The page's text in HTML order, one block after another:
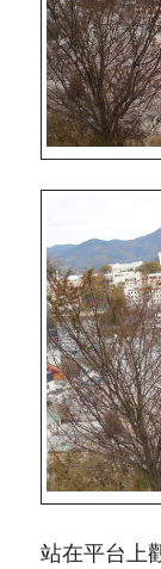
站在平台上